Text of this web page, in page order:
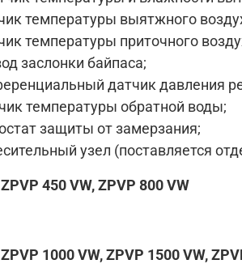
температуры выятжного
температуры приточного
заслонки байпаса;
датчик давления
температуры обратной воды;
защиты от замерзания;
узел (поставляется
450 VW, ZPVP 800 VW
1000 VW, ZPVP 1500 VW,